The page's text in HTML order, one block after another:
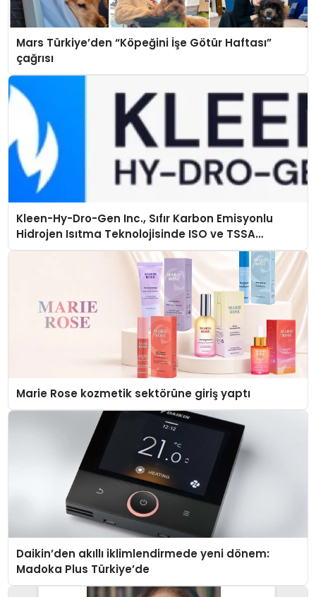
Mars Türkiye’den “Köpeğini İşe Götür Haftası”
çağrısı
Kleen-Hy-Dro-Gen Inc., Sıfır Karbon Emisyonlu
Hidrojen Isıtma Teknolojisinde ISO ve TSSA
Düzenleyici Onaylarını Aldı
Marie Rose kozmetik sektörüne giriş yaptı
Daikin’den akıllı iklimlendirmede yeni dönem:
Madoka Plus Türkiye’de